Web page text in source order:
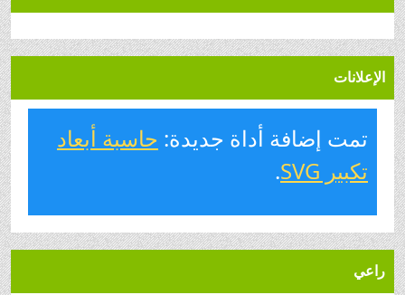
الإعلانات
تمت إضافة أداة جديدة:حاسبة أبعاد
تكبير SVG
.
راعي